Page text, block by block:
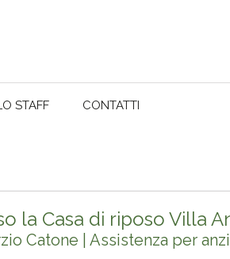
STAFF CONTATTI
la Casa di riposo Villa
Catone | Assistenza per